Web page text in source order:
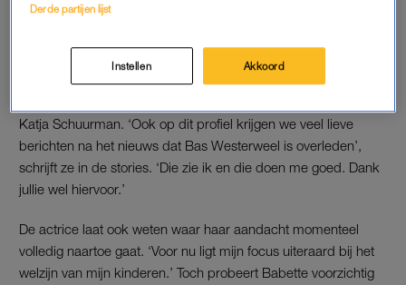
REACTIE BABETTE VAN VEEN
Babette van Veen deelt haar reactie via het
Instagramaccount
Katja Schuurman. ‘Ook op dit profiel krijgen we veel lieve
berichten na het nieuws dat Bas Westerweel is overleden’,
schrijft ze in de stories. ‘Die zie ik en die doen me goed. Dank
jullie wel hiervoor.’
De actrice laat ook weten waar haar aandacht momenteel
volledig naartoe gaat. ‘Voor nu ligt mijn focus uiteraard bij het
welzijn van mijn kinderen.’ Toch probeert Babette voorzichtig
Derde partijen lijst
Instellen Akkoord